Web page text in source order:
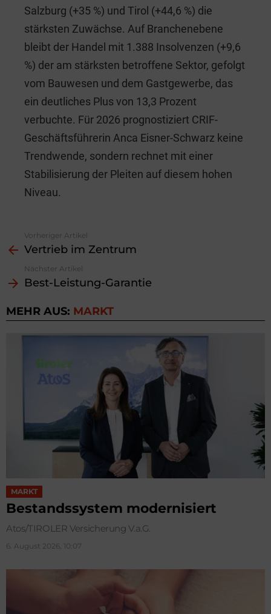
Salzburg (+35 %) und Tirol (+44,6 %) die
stärksten Zuwächse. Auf Branchenebene
bleibt der Handel mit 1.388 Insolvenzen (+9,6
%) der am stärksten betroffene Sektor, gefolgt
vom Bauwesen und dem Gastgewerbe, das
ein deutliches Plus von 13,3 Prozent
verbuchte. Für 2026 prognostiziert CRIF-
Geschäftsführerin Anca Eisner-Schwarz keine
Trendwende, sondern rechnet mit einer
Stabilisierung der Pleiten auf diesem hohen
Niveau.
more
Vorheriger Artikel
Vertrieb im Zentrum
Nächster Artikel
Best-Leistung-Garantie
MEHR AUS: MARKT
MARKT
Bestandssystem modernisiert
Atos/TIROLER Versicherung V.a.G.
6. August 2026, 10:07